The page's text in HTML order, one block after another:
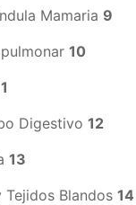
Mamaria 9
10
Digestivo 12
13
Tejidos Blandos 14